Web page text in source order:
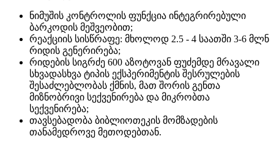
ნიმუშის კონტროლის ფუნქცია ინტეგრირებული
ბარკოდის მეშვეობით;
რეაქციის სისწრაფე: მხოლოდ 2.5 - 4 საათში 3-6 მლნ
რიდის გენერირება;
რიდების სიგრძე 600 აზოტოვან ფუძემდე მრავალი
სხვადასხვა ტიპის ექსპერიმენტის შესრულების
შესაძლებლობას ქმნის, მათ შორის გენთა
მიზნობრივი სექვენირება და მიკრობთა
სექვენირება;
თავსებადობა ბიბლიოთეკის მომზადების
თანამედროვე მეთოდებთან.